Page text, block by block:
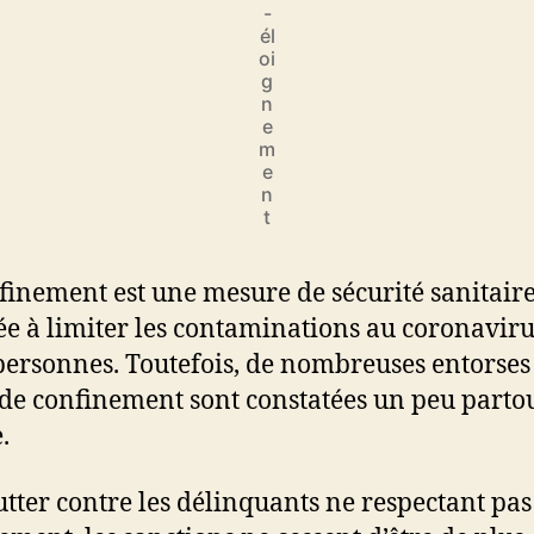
-
él
oi
g
n
e
m
e
n
t
est une mesure de sécurité
à limiter les contaminations au
Toutefois, de nombreuses
confinement sont constatées un peu
contre les délinquants ne respectant